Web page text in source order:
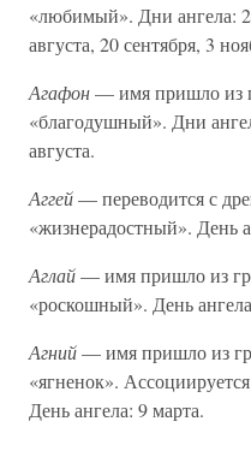
«любимый». Дни ангела:
августа, 20 сентября, 3
Агафон— имя пришло из
«благодушный». Дни
августа.
Аггей— переводится с
«жизнерадостный». День
Аглай— имя пришло из
«роскошный». День
Агний— имя пришло из
«ягненок».
День ангела: 9 марта.